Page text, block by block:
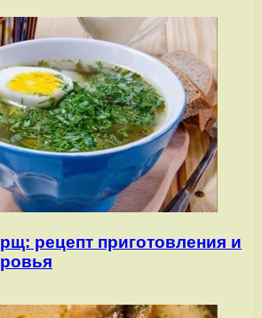
рецепт приготовления и